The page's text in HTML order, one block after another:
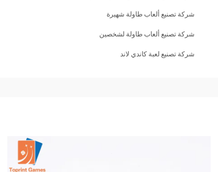
شركة تصنيع ألعاب طاولة شهيرة
شركة تصنيع ألعاب طاولة لشخصين
شركة تصنيع لعبة كاندي لاند